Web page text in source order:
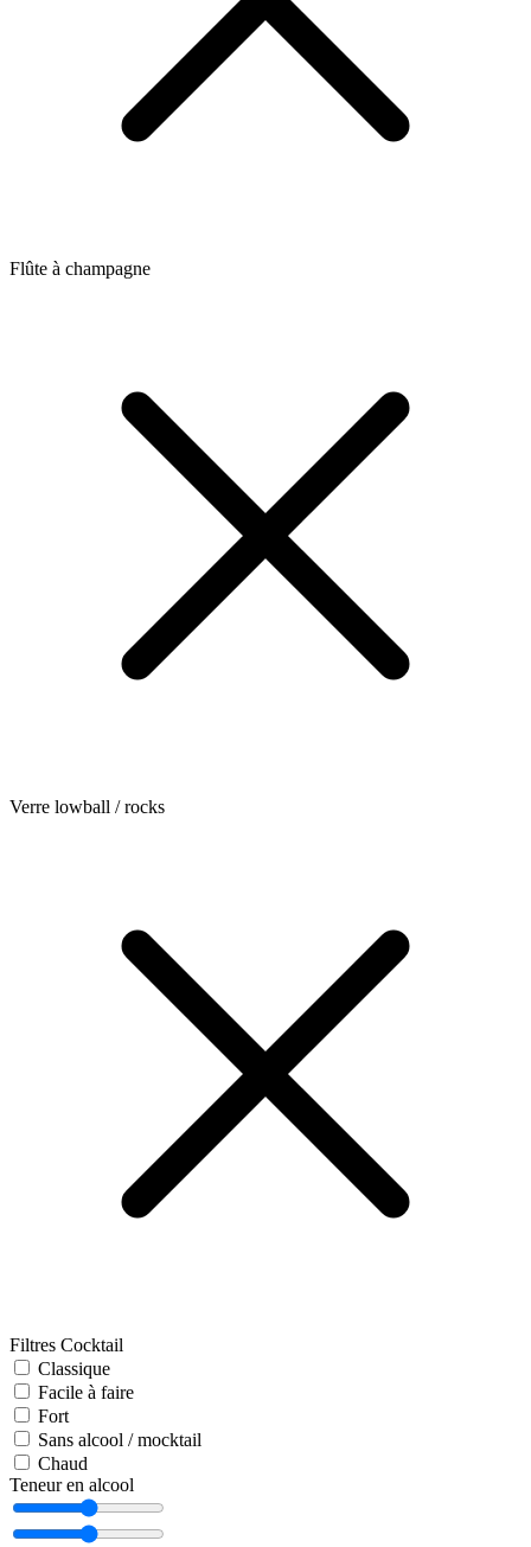
Flûte à champagne
Verre lowball / rocks
Filtres Cocktail
Classique
Facile à faire
Fort
Sans alcool / mocktail
Chaud
Teneur en alcool